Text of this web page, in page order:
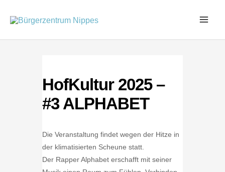
Inhalt
HofKultur 2025 –
#3 ALPHABET
Die Veranstaltung findet wegen der Hitze in
der klimatisierten Scheune statt.
Der Rapper Alphabet erschafft mit seiner